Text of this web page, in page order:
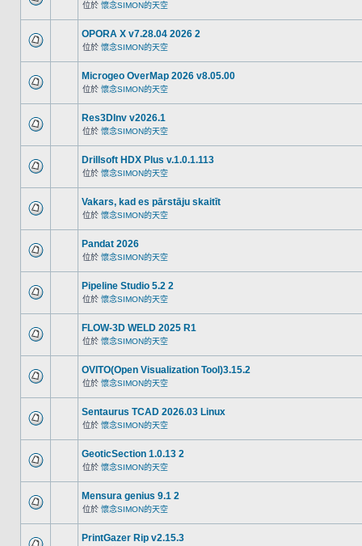
位於 懷念SIMON的天空
OPORA X v7.28.04 2026 2
位於 懷念SIMON的天空
Microgeo OverMap 2026 v8.05.00
位於 懷念SIMON的天空
Res3DInv v2026.1
位於 懷念SIMON的天空
Drillsoft HDX Plus v.1.0.1.113
位於 懷念SIMON的天空
Vakars, kad es pārstāju skaitīt
位於 懷念SIMON的天空
Pandat 2026
位於 懷念SIMON的天空
Pipeline Studio 5.2 2
位於 懷念SIMON的天空
FLOW-3D WELD 2025 R1
位於 懷念SIMON的天空
OVITO(Open Visualization Tool)3.15.2
位於 懷念SIMON的天空
Sentaurus TCAD 2026.03 Linux
位於 懷念SIMON的天空
GeoticSection 1.0.13 2
位於 懷念SIMON的天空
Mensura genius 9.1 2
位於 懷念SIMON的天空
PrintGazer Rip v2.15.3